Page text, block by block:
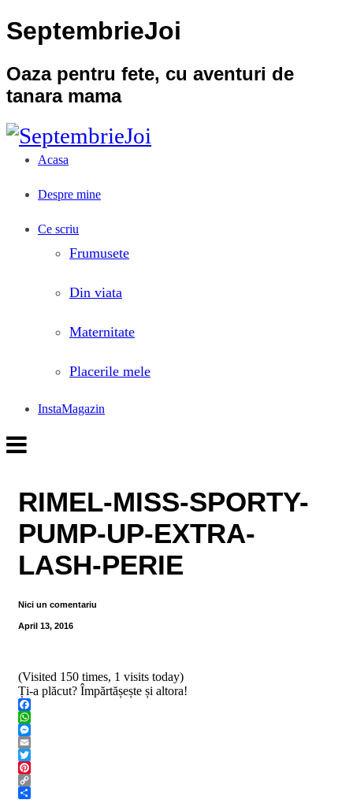
SeptembrieJoi
Oaza pentru fete, cu aventuri de
tanara mama
Acasa
Despre mine
Ce scriu
Frumusete
Din viata
Maternitate
Placerile mele
InstaMagazin
RIMEL-MISS-SPORTY-
PUMP-UP-EXTRA-
LASH-PERIE
Nici un comentariu
April 13, 2016
(Visited 150 times, 1 visits today)
Ți-a plăcut? Împărtășește și altora!
Facebook
WhatsApp
Messenger
Email
Twitter
Pinterest
Copy